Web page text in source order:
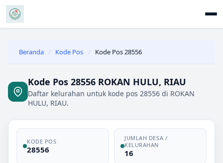
Beranda / Kode Pos / Kode Pos 28556
Kode Pos 28556 ROKAN HULU, RIAU
Daftar kelurahan untuk kode pos 28556 di ROKAN
HULU, RIAU.
KODE POS
28556
JUMLAH DESA /
KELURAHAN
16